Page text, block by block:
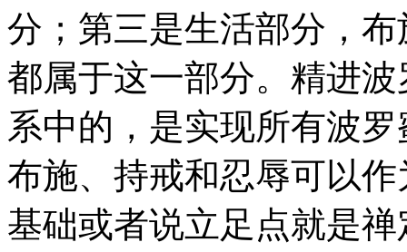
分；第三是生活部分，
都属于这一部分。精进
系中的，是实现所有波
布施、持戒和忍辱可以
基础或者说立足点就是